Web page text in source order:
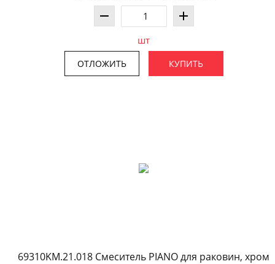
шт
ОТЛОЖИТЬ КУПИТЬ
69310KM.21.018 Смеситель PIANO для раковин, хром